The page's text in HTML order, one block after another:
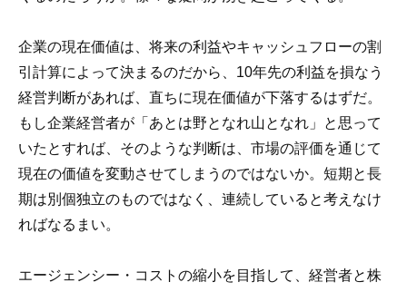
企業の現在価値は、将来の利益やキャッシュフローの割
引計算によって決まるのだから、10年先の利益を損なう
経営判断があれば、直ちに現在価値が下落するはずだ。
もし企業経営者が「あとは野となれ山となれ」と思って
いたとすれば、そのような判断は、市場の評価を通じて
現在の価値を変動させてしまうのではないか。短期と長
期は別個独立のものではなく、連続していると考えなけ
ればなるまい。
エージェンシー・コストの縮小を目指して、経営者と株